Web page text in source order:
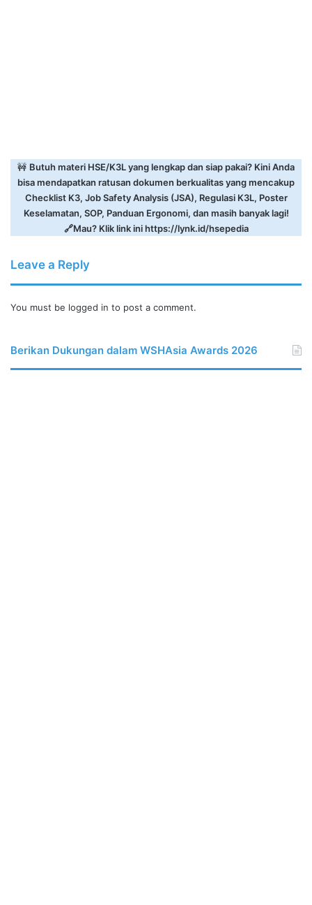
🚧 Butuh materi HSE/K3L yang lengkap dan siap pakai? Kini Anda
bisa mendapatkan ratusan dokumen berkualitas yang mencakup
Checklist K3, Job Safety Analysis (JSA), Regulasi K3L, Poster
Keselamatan, SOP, Panduan Ergonomi, dan masih banyak lagi!
🔗Mau? Klik link inihttps://lynk.id/hsepedia
Leave a Reply
You must be logged in to post a comment.
Berikan Dukungan dalam WSHAsia Awards 2026